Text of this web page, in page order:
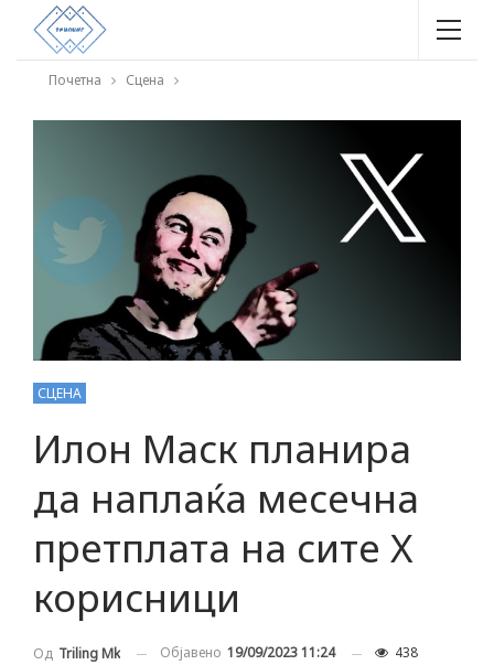
Почетна Сцена
СЦЕНА
Илон Маск планира
да наплаќа месечна
претплата на сите X
корисници
Од Triling Mk Објавено 19/09/2023 11:24 438